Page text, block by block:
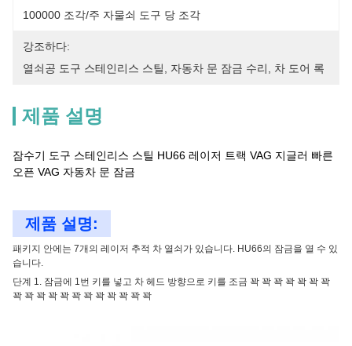
100000 조각/주 자물쇠 도구 당 조각
강조하다:
열쇠공 도구 스테인리스 스틸
자동차 문 잠금 수리 차 도어 록
제품 설명
잠수기 도구 스테인리스 스틸 HU66 레이저 트랙 VAG 지글러 빠른
오픈 VAG 자동차 문 잠금
제품 설명:
패키지 안에는 7개의 레이저 추적 차 열쇠가 있습니다. HU66의 잠금을 열 수 있
습니다.
단계 1. 잠금에 1번 키를 넣고 차 헤드 방향으로 키를 조금 꽉 꽉 꽉 꽉 꽉 꽉 꽉
꽉 꽉 꽉 꽉 꽉 꽉 꽉 꽉 꽉 꽉 꽉 꽉